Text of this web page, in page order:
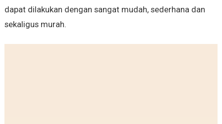
dapat dilakukan dengan sangat mudah, sederhana dan
sekaligus murah.